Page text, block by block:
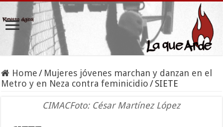
Home / Mujeres jóvenes marchan y danzan en el
Metro y en Neza contra feminicidio /SIETE
CIMACFoto: César Martínez López